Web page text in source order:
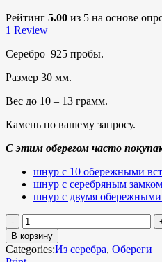
Рейтинг 5.00 из 5 на основе
1 Review
Серебро 925 пробы.
Размер 30 мм.
Вес до 10 – 13 грамм.
Камень по вашему запросу.
С этим оберегом часто
шнур с 10 обережными
шнур с серебряным
шнур с двумя обережными
В корзину
Categories:Из серебра, Обереги